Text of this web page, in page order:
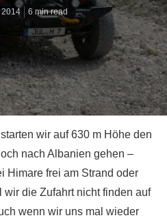
2014 6 min read
wir auf 630 m Höhe den
nach Albanien gehen –
Himare frei am Strand oder
die Zufahrt nicht finden auf
wenn wir uns mal wieder